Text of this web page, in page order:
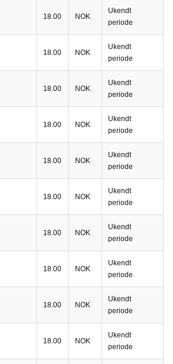
18.00 NOK
Ukendt
periode
18.00 NOK
Ukendt
periode
18.00 NOK
Ukendt
periode
18.00 NOK
Ukendt
periode
18.00 NOK
Ukendt
periode
18.00 NOK
Ukendt
periode
18.00 NOK
Ukendt
periode
18.00 NOK
Ukendt
periode
18.00 NOK
Ukendt
periode
18.00 NOK
Ukendt
periode